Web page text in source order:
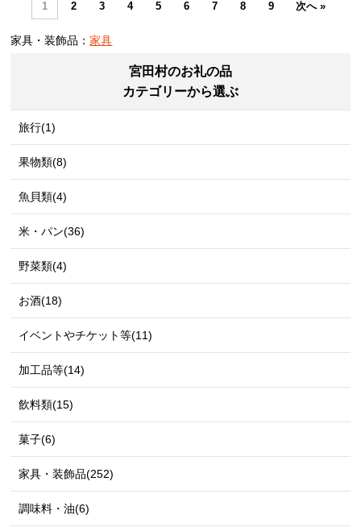
1 2 3 4 5 6 7 8 9 次へ »
家具・装飾品：家具
宮田村のお礼の品
カテゴリーから選ぶ
旅行(1)
果物類(8)
魚貝類(4)
米・パン(36)
野菜類(4)
お酒(18)
イベントやチケット等(11)
加工品等(14)
飲料類(15)
菓子(6)
家具・装飾品(252)
調味料・油(6)